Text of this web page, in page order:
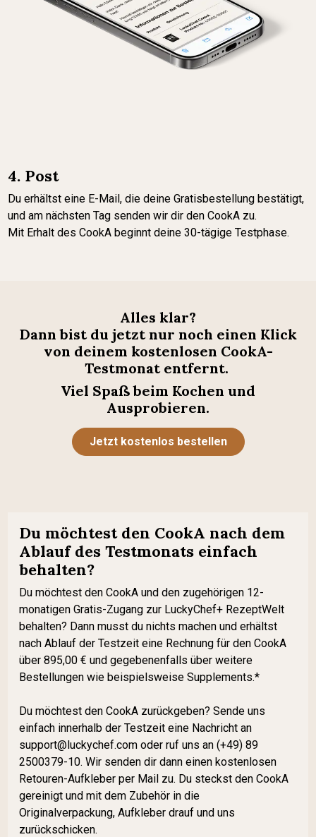
4. Post
Du erhältst eine E-Mail, die deine Gratisbestellung bestätigt,
und am nächsten Tag senden wir dir den CookA zu.
Mit Erhalt des CookA beginnt deine 30-tägige Testphase.
Alles klar?
Dann bist du jetzt nur noch einen Klick
von deinem kostenlosen CookA-
Testmonat entfernt.
Viel Spaß beim Kochen und
Ausprobieren.
Jetzt kostenlos bestellen
Du möchtest den CookA nach dem
Ablauf des Testmonats einfach
behalten?
Du möchtest den CookA und den zugehörigen 12-
monatigen Gratis-Zugang zur LuckyChef+ RezeptWelt
behalten? Dann musst du nichts machen und erhältst
nach Ablauf der Testzeit eine Rechnung für den CookA
über 895,00 € und gegebenenfalls über weitere
Bestellungen wie beispielsweise Supplements.*
Du möchtest den CookA zurückgeben? Sende uns
einfach innerhalb der Testzeit eine Nachricht an
support@luckychef.com oder ruf uns an (+49) 89
2500379-10. Wir senden dir dann einen kostenlosen
Retouren-Aufkleber per Mail zu. Du steckst den CookA
gereinigt und mit dem Zubehör in die
Originalverpackung, Aufkleber drauf und uns
zurückschicken.